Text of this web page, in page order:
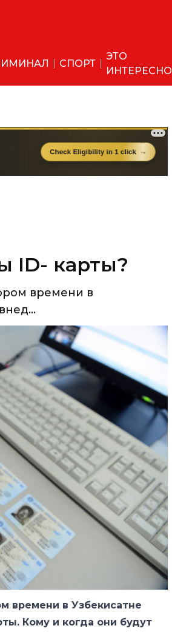
СПОРТ
ЭТО
ИНТЕРЕСНО
ID- карты?
времени в Узбекисатне
Кому и когда они будут